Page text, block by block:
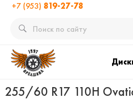
+7 (953) 819-27-78
255/60 R17 110H